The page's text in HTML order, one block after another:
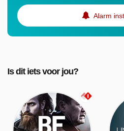
Alarm
Is dit iets voor jou?